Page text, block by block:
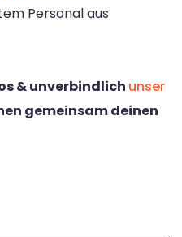
Personal aus
& unverbindlich unser
gemeinsam deinen